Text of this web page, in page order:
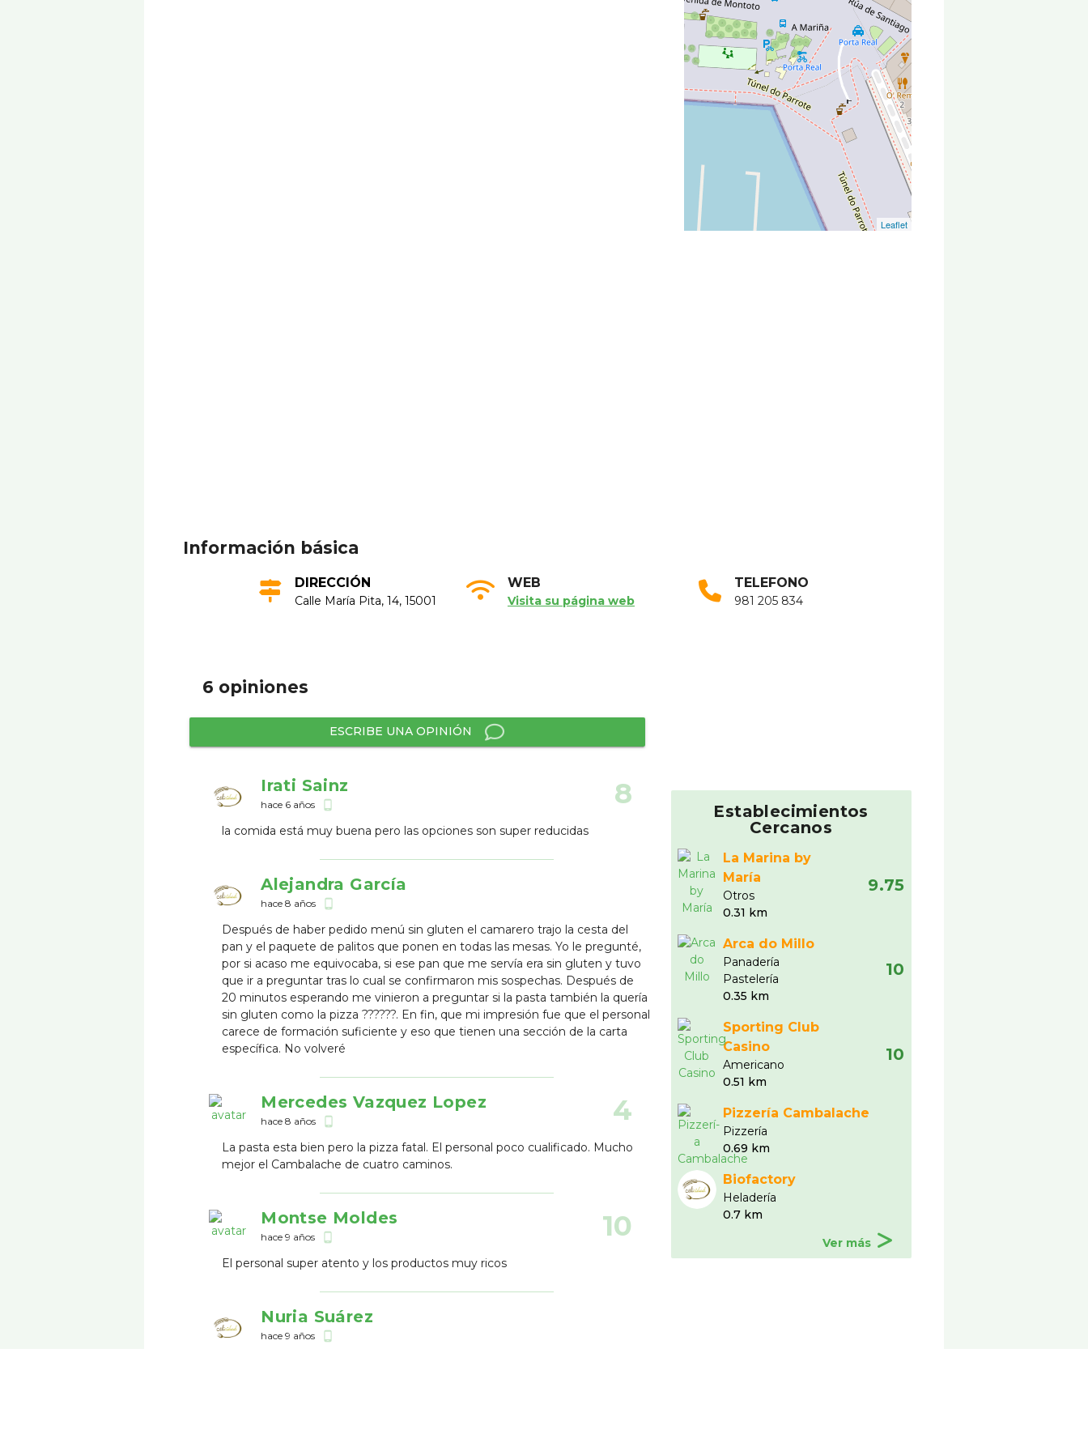
Leaflet
Información básica
DIRECCIÓN
Calle Marí­a Pita, 14, 15001
WEB
Visita su página web
TELEFONO
981 205 834
6 opiniones
ESCRIBE UNA OPINIÓN
Irati Sainz
hace 6 años phone_android 8
la comida está muy buena pero las opciones son super reducidas
Alejandra García
hace 8 años phone_android
Después de haber pedido menú sin gluten el camarero trajo la cesta del
pan y el paquete de palitos que ponen en todas las mesas. Yo le pregunté,
por si acaso me equivocaba, si ese pan que me servía era sin gluten y tuvo
que ir a preguntar tras lo cual se confirmaron mis sospechas. Después de
20 minutos esperando me vinieron a preguntar si la pasta también la quería
sin gluten como la pizza ??????. En fin, que mi impresión fue que el personal
carece de formación suficiente y eso que tienen una sección de la carta
específica. No volveré
Mercedes Vazquez Lopez
hace 8 años phone_android 4
La pasta esta bien pero la pizza fatal. El personal poco cualificado. Mucho
mejor el Cambalache de cuatro caminos.
Montse Moldes
hace 9 años phone_android 10
El personal super atento y los productos muy ricos
Nuria Suárez
hace 9 años phone_android
Establecimientos
Cercanos
La Marina by
María
Otros
0.31 km
9.75
Arca do Millo
Panaderí­a
Pastelerí­a
0.35 km
10
Sporting Club
Casino
Americano
0.51 km
10
Pizzerí­a Cambalache
Pizzerí­a
0.69 km
Biofactory
Heladerí­a
0.7 km
Ver más